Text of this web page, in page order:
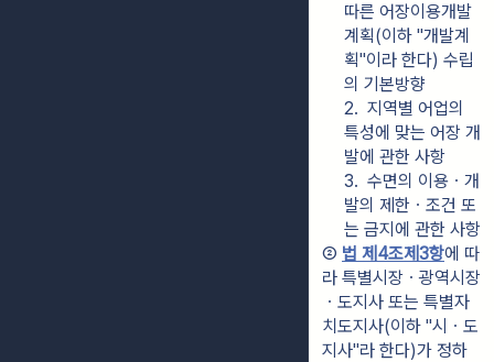
따른 어장이용개발
계획(이하 "개발계
획"이라 한다) 수립
의 기본방향
2.  지역별 어업의
특성에 맞는 어장 개
발에 관한 사항
3.  수면의 이용ㆍ개
발의 제한ㆍ조건 또
는 금지에 관한 사항
② 법 제4조제3항에 따
라 특별시장ㆍ광역시장
ㆍ도지사 또는 특별자
치도지사(이하 "시ㆍ도
지사"라 한다)가 정하